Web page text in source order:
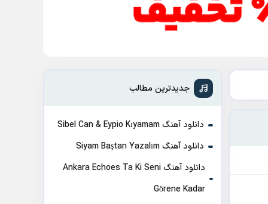
جدیدترین مطالب
دانلود آهنگ Sibel Can & Eypio Kıyamam
دانلود آهنگ Siyam Baştan Yazalım
دانلود آهنگ Ankara Echoes Ta Ki Seni
Görene Kadar